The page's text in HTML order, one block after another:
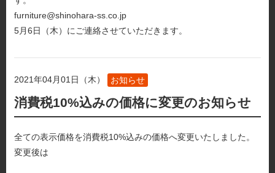
furniture@shinohara-ss.co.jp
5月6日（木）にご連絡させていただきます。
2021年04月01日（木） お知らせ
消費税10%込みの価格に変更のお知らせ
全ての表示価格を消費税10%込みの価格へ変更いたしました。
変更後は